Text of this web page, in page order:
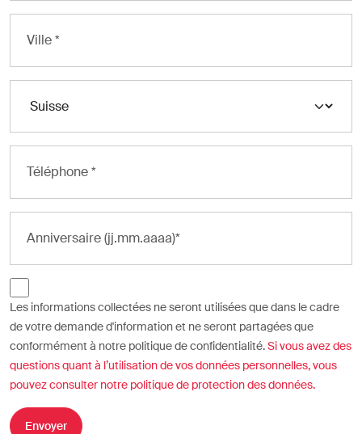
Les informations collectées ne seront utilisées que dans le cadre
de votre demande d'information et ne seront partagées que
conformément à notre politique de confidentialité.Si vous avez des
questions quant à l’utilisation de vos données personnelles, vous
pouvez consulter notre politique de protection des données.
Envoyer